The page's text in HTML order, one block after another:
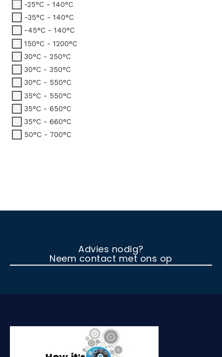
-25°C - 140°C
-35°C - 140°C
-45°C - 140°C
150°C - 1200°C
30°C - 250°C
30°C - 350°C
30°C - 550°C
35°C - 550°C
35°C - 650°C
35°C - 660°C
50°C - 700°C
Advies nodig?
Neem contact met ons op